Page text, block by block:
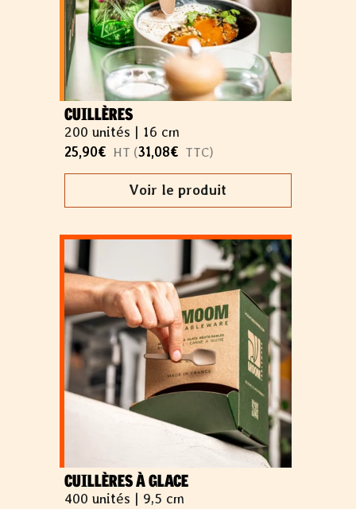
CUILLÈRES
200 unités | 16 cm
25,90€ HT (31,08€ TTC)
Voir le produit
CUILLÈRES À GLACE
400 unités | 9,5 cm